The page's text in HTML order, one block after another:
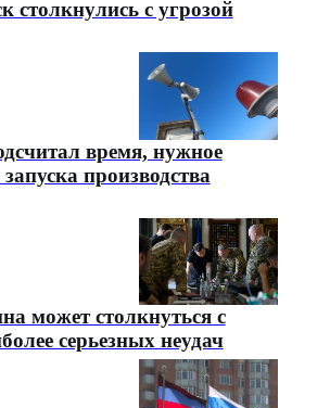
столкнулись с угрозой
время, нужное
производства
может столкнуться с
серьезных неудач